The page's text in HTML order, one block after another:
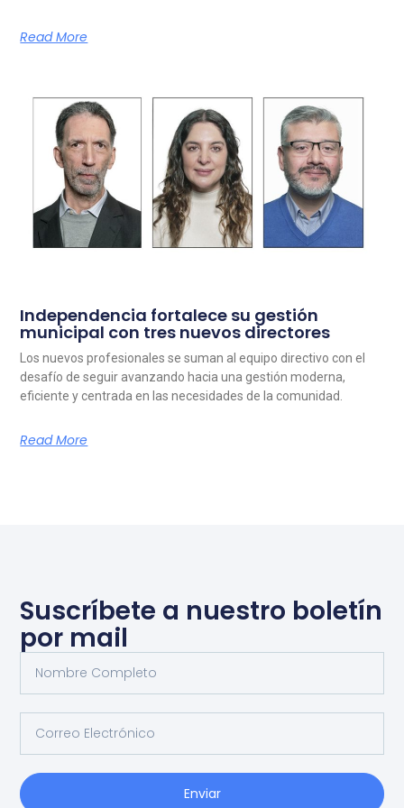
Read More
Independencia fortalece su gestión
municipal con tres nuevos directores
Los nuevos profesionales se suman al equipo directivo con el
desafío de seguir avanzando hacia una gestión moderna,
eficiente y centrada en las necesidades de la comunidad.
Read More
Suscríbete a nuestro boletín
por mail
Enviar